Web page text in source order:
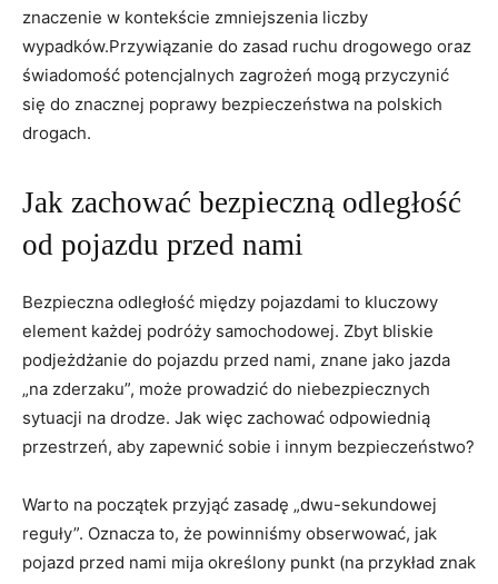
znaczenie w kontekście zmniejszenia liczby
wypadków.Przywiązanie do zasad ruchu drogowego oraz
świadomość potencjalnych zagrożeń mogą przyczynić
się do znacznej poprawy bezpieczeństwa na polskich
drogach.
Jak zachować bezpieczną odległość
od pojazdu przed nami
Bezpieczna odległość między pojazdami to kluczowy
element każdej podróży samochodowej. Zbyt bliskie
podjeżdżanie do pojazdu przed nami, znane jako jazda
„na zderzaku”, może prowadzić do niebezpiecznych
sytuacji na drodze. Jak więc zachować odpowiednią
przestrzeń, aby zapewnić sobie i innym bezpieczeństwo?
Warto na początek przyjąć zasadę „dwu-sekundowej
reguły”. Oznacza to, że powinniśmy obserwować, jak
pojazd przed nami mija określony punkt (na przykład znak